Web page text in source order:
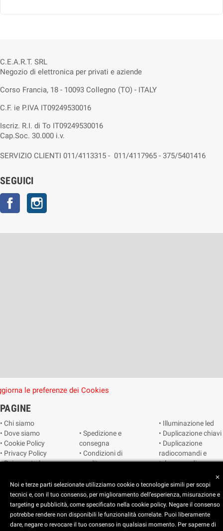
C.E.A.R.T. SRL
Negozio di elettronica per privati e aziende
Corso Francia, 18 - 10093 Collegno (TO) - ITALY
C.F. ie P.IVA IT09249530016
Iscriz. R.I. di To IT09249530016
Cap.Soc. 30.000 i.v.
SERVIZIO CLIENTI 011/4113315 - 011/4117965 - 375/5401416
SEGUICI
Facebook
le preferenze dei Cookies
PAGINE
• Chi siamo
• Dove siamo
• Cookie Policy
• Privacy Policy
• Reimposta le
cookie
• Spedizione e
consegna
• Condizioni di
vendita
• Illuminazione led
• Duplicazione chiavi
• Duplicazione
radiocomandi e
telecomandi
• Video sorveglianza
Copyright © 2025 CEART | Negozio di elettronica Torino
close
Noi e terze parti selezionate utilizziamo cookie o tecnologie simili per scopi
tecnici e, con il tuo consenso, per miglioramento dell’esperienza, misurazione e
targeting e pubblicità, come specificato nella cookie policy. Negare il consenso
potrebbe rendere non disponibili le funzionalità correlate. Puoi liberamente
dare, negare o revocare il tuo consenso in qualsiasi momento. Per saperne di